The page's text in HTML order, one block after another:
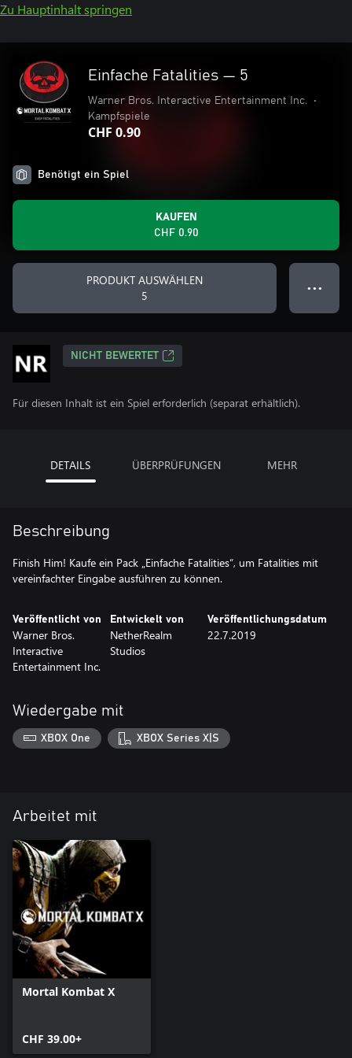
Zu Hauptinhalt springen
Einfache Fatalities — 5
Warner Bros. Interactive Entertainment Inc.
•
Kampfspiele
CHF 0.90
Benötigt ein Spiel
KAUFEN
CHF 0.90
PRODUKT AUSWÄHLEN
5
● ● ●
NICHT BEWERTET
Für diesen Inhalt ist ein Spiel erforderlich (separat erhältlich).
DETAILS ÜBERPRÜFUNGEN MEHR
Beschreibung
Finish Him! Kaufe ein Pack „Einfache Fatalities“, um Fatalities mit
vereinfachter Eingabe ausführen zu können.
Veröffentlicht von
Warner Bros.
Interactive
Entertainment Inc.
Entwickelt von
NetherRealm
Studios
Veröffentlichungsdatum
22.7.2019
Wiedergabe mit
XBOX One XBOX Series X|S
Arbeitet mit
Mortal Kombat X
CHF 39.00+